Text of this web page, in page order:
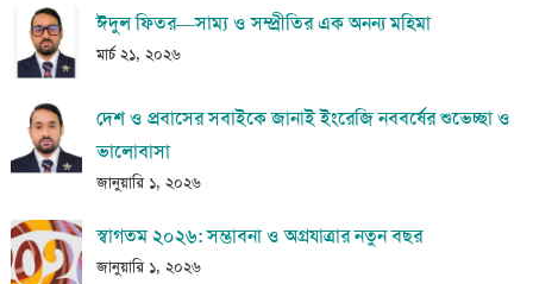
ঈদুল ফিতর—সাম্য ও সম্প্রীতির এক অনন্য মহিমা
মার্চ ২১, ২০২৬
দেশ ও প্রবাসের সবাইকে জানাই ইংরেজি নববর্ষের শুভেচ্ছা ও
ভালোবাসা
জানুয়ারি ১, ২০২৬
স্বাগতম ২০২৬: সম্ভাবনা ও অগ্রযাত্রার নতুন বছর
জানুয়ারি ১, ২০২৬